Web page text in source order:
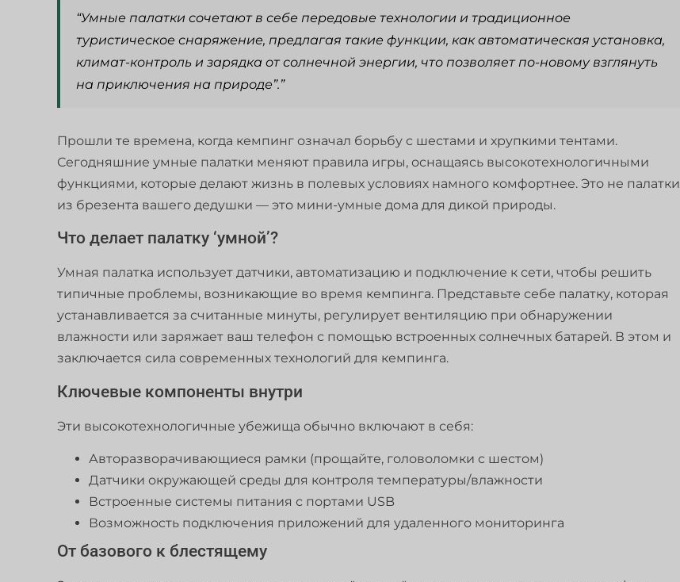
“Умные палатки сочетают в себе передовые технологии и традиционное
туристическое снаряжение, предлагая такие функции, как автоматическая установка,
климат-контроль и зарядка от солнечной энергии, что позволяет по-новому взглянуть
на приключения на природе”.”
Прошли те времена, когда кемпинг означал борьбу с шестами и хрупкими тентами.
Сегодняшние умные палатки меняют правила игры, оснащаясь высокотехнологичными
функциями, которые делают жизнь в полевых условиях намного комфортнее. Это не палатки
из брезента вашего дедушки — это мини-умные дома для дикой природы.
Что делает палатку ‘умной’?
Умная палатка использует датчики, автоматизацию и подключение к сети, чтобы решить
типичные проблемы, возникающие во время кемпинга. Представьте себе палатку, которая
устанавливается за считанные минуты, регулирует вентиляцию при обнаружении
влажности или заряжает ваш телефон с помощью встроенных солнечных батарей. В этом и
заключается сила современных технологий для кемпинга.
Ключевые компоненты внутри
Эти высокотехнологичные убежища обычно включают в себя:
Авторазворачивающиеся рамки (прощайте, головоломки с шестом)
Датчики окружающей среды для контроля температуры/влажности
Встроенные системы питания с портами USB
Возможность подключения приложений для удаленного мониторинга
От базового к блестящему